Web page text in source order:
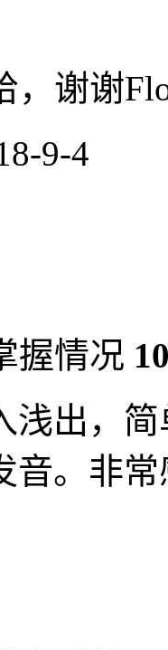
，谢谢
9-4
握情况
浅出，
音。非